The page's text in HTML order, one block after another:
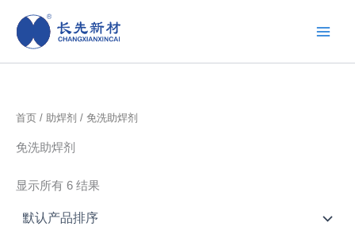
容
首页 / 助焊剂 / 免洗助焊剂
免洗助焊剂
显示所有 6 结果